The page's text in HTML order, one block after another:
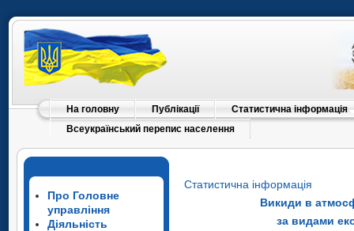
На головну Публікації
Статистична інформація
Всеукраїнський перепис населення
Про Головне
управління
Діяльність
Статистична інформація
Викиди в
за видами